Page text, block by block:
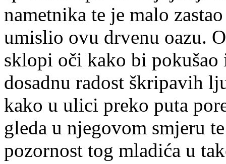
nametnika te je malo
umislio ovu drvenu oazu.
sklopi oči kako bi
dosadnu radost škripavih
kako u ulici preko puta
gleda u njegovom smjeru
pozornost tog mladića u